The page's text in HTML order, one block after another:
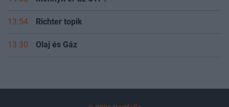
13:54 Richter topik
13:30 Olaj és Gáz